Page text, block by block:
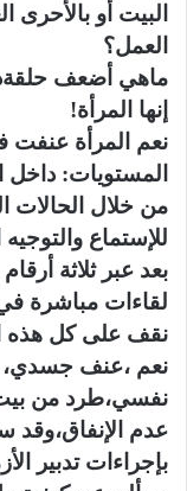
البيت أو بالأحرى
العمل؟
ماهي أضعف
إنها المرأة!
نعم المرأة عنفت
المستويات: داخل
من خلال الحالات
للإستماع
بعد عبر ثلاثة
لقاءات مباشرة
نقف على كل هذه
نعم ،عنف
نفسي،طرد من بيت
عدم الإنفاق،وقد
بإجراءات تدبير